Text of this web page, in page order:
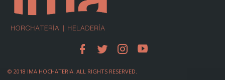
© 2018 IMA HOCHATERIA. ALL RIGHTS RESERVED.